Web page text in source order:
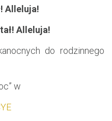
Alleluja!
Alleluja!
do rodzinnego
w